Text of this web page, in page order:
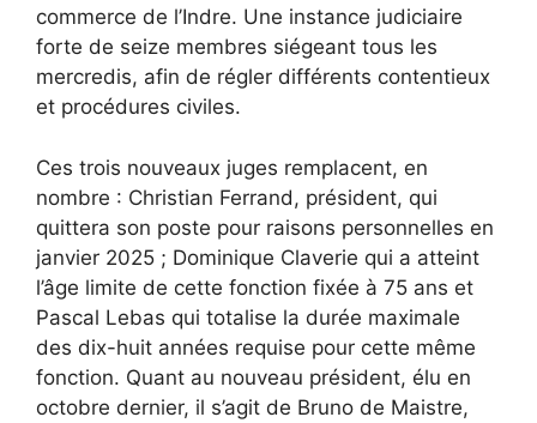
commerce de l’Indre. Une instance judiciaire
forte de seize membres siégeant tous les
mercredis, afin de régler différents contentieux
et procédures civiles.
Ces trois nouveaux juges remplacent, en
nombre : Christian Ferrand, président, qui
quittera son poste pour raisons personnelles en
janvier 2025 ; Dominique Claverie qui a atteint
l’âge limite de cette fonction fixée à 75 ans et
Pascal Lebas qui totalise la durée maximale
des dix-huit années requise pour cette même
fonction. Quant au nouveau président, élu en
octobre dernier, il s’agit de Bruno de Maistre,